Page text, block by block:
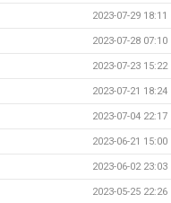
2023-07-29 18:11
2023-07-28 07:10
2023-07-23 15:22
2023-07-21 18:24
2023-07-04 22:17
2023-06-21 15:00
2023-06-02 23:03
2023-05-25 22:26